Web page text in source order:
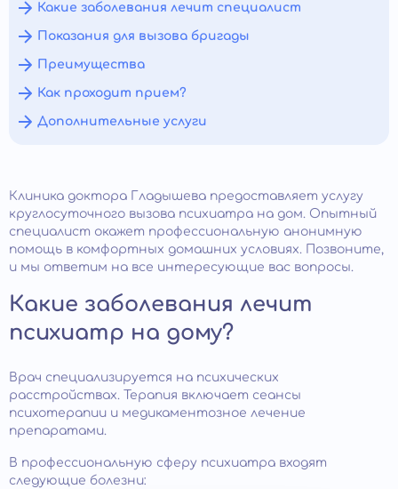
Какие заболевания лечит специалист
Показания для вызова бригады
Преимущества
Как проходит прием?
Дополнительные услуги
Клиника доктора Гладышева предоставляет услугу
круглосуточного вызова психиатра на дом. Опытный
специалист окажет профессиональную анонимную
помощь в комфортных домашних условиях. Позвоните,
и мы ответим на все интересующие вас вопросы.
Какие заболевания лечит
психиатр на дому?
Врач специализируется на психических
расстройствах. Терапия включает сеансы
психотерапии и медикаментозное лечение
препаратами.
В профессиональную сферу психиатра входят
следующие болезни: